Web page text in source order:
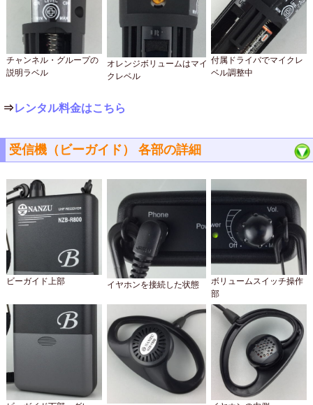
チャンネル・グループの
説明ラベル
オレンジボリュームはマイ
クレベル
付属ドライバでマイクレ
ベル調整中
⇒レンタル料金はこちら
受信機（ビーガイド） 各部の詳細
ビーガイド上部 イヤホンを接続した状態
ボリュームスイッチ操作
部